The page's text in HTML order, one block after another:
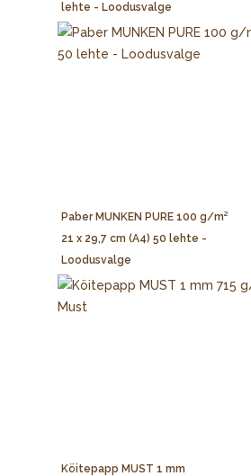
lehte - Loodusvalge
Paber MUNKEN PURE 100 g/m²
21 x 29,7 cm (A4) 50 lehte -
Loodusvalge
Köitepapp MUST 1 mm